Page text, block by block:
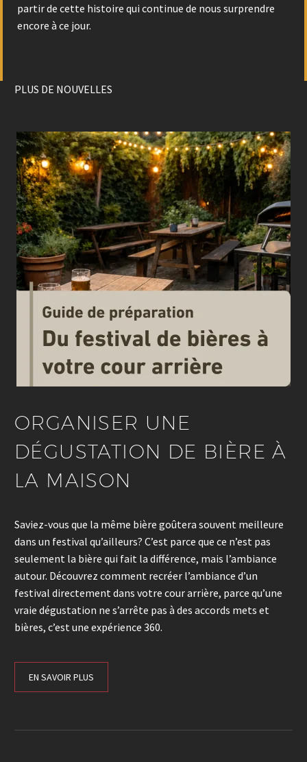
partir de cette histoire qui continue de nous surprendre
encore à ce jour.
PLUS DE NOUVELLES
ORGANISER UNE
DÉGUSTATION DE BIÈRE À
LA MAISON
Saviez-vous que la même bière goûtera souvent meilleure
dans un festival qu’ailleurs? C’est parce que ce n’est pas
seulement la bière qui fait la différence, mais l’ambiance
autour. Découvrez comment recréer l’ambiance d’un
festival directement dans votre cour arrière, parce qu’une
vraie dégustation ne s’arrête pas à des accords mets et
bières, c’est une expérience 360.
EN SAVOIR PLUS